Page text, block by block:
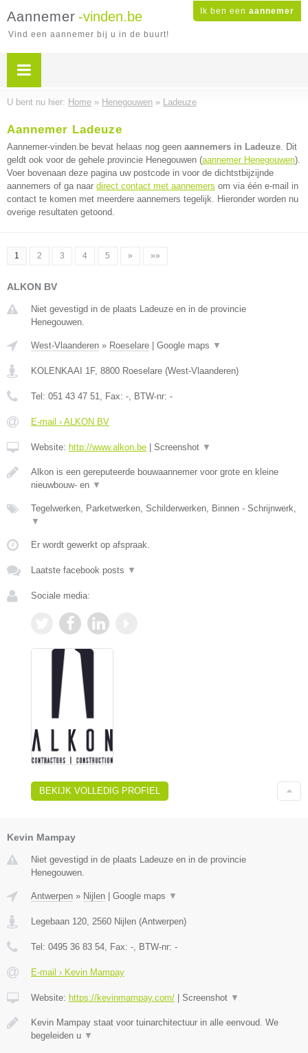
Ik ben een aannemer
Aannemer -vinden.be
Vind een aannemer bij u in de buurt!
U bent nu hier: Home » Henegouwen » Ladeuze
Aannemer Ladeuze
Aannemer-vinden.be bevat helaas nog geen aannemers in Ladeuze. Dit
geldt ook voor de gehele provincie Henegouwen (aannemer Henegouwen).
Voer bovenaan deze pagina uw postcode in voor de dichtstbijzijnde
aannemers of ga naar direct contact met aannemers om via één e-mail in
contact te komen met meerdere aannemers tegelijk. Hieronder worden nu
overige resultaten getoond.
1 2 3 4 5 » »»
ALKON BV
Niet gevestigd in de plaats Ladeuze en in de provincie
Henegouwen.
West-Vlaanderen » Roeselare Google maps ▼
KOLENKAAI 1F, 8800 Roeselare (West-Vlaanderen)
Tel: 051 43 47 51, Fax: -, BTW-nr: -
E-mail › ALKON BV
Website: http://www.alkon.be Screenshot ▼
Alkon is een gereputeerde bouwaannemer voor grote en kleine
nieuwbouw- en ▼
Tegelwerken, Parketwerken, Schilderwerken, Binnen - Schrijnwerk,
▼
Er wordt gewerkt op afspraak.
Laatste facebook posts ▼
Sociale media:
BEKIJK VOLLEDIG PROFIEL
Kevin Mampay
Niet gevestigd in de plaats Ladeuze en in de provincie
Henegouwen.
Antwerpen » Nijlen Google maps ▼
Legebaan 120, 2560 Nijlen (Antwerpen)
Tel: 0495 36 83 54, Fax: -, BTW-nr: -
E-mail › Kevin Mampay
Website: https://kevinmampay.com/ Screenshot ▼
Kevin Mampay staat voor tuinarchitectuur in alle eenvoud. We
begeleiden u ▼